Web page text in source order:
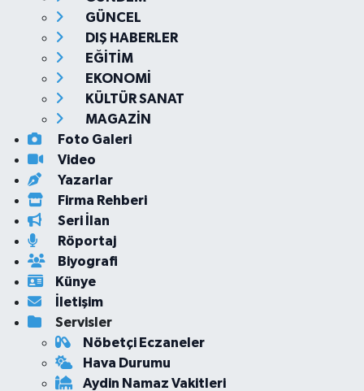
GÜNCEL
DIŞ HABERLER
EĞİTİM
EKONOMİ
KÜLTÜR SANAT
MAGAZİN
Foto Galeri
Video
Yazarlar
Firma Rehberi
Seri İlan
Röportaj
Biyografi
Künye
İletişim
Servisler
Nöbetçi Eczaneler
Hava Durumu
Aydin Namaz Vakitleri